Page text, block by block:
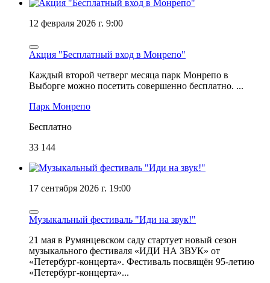
12 февраля 2026 г. 9:00
Акция "Бесплатный вход в Монрепо"
Каждый второй четверг месяца парк Монрепо в
Выборге можно посетить совершенно бесплатно. ...
Парк Монрепо
Бесплатно
33 144
17 сентября 2026 г. 19:00
Музыкальный фестиваль "Иди на звук!"
21 мая в Румянцевском саду стартует новый сезон
музыкального фестиваля «ИДИ НА ЗВУК» от
«Петербург-концерта». Фестиваль посвящён 95-летию
«Петербург-концерта»...